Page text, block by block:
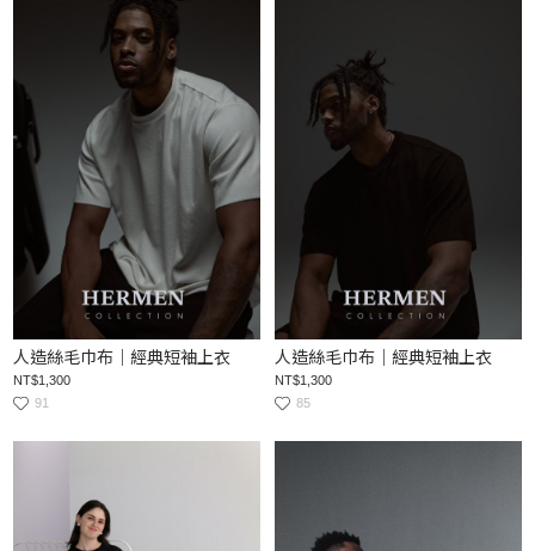
人造絲毛巾布｜經典短袖上衣
NT$1,300
91
人造絲毛巾布｜經典短袖上衣
NT$1,300
85